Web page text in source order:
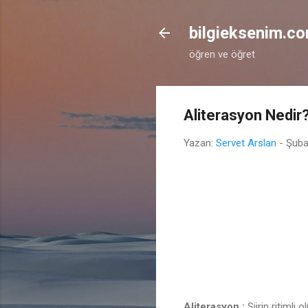
öğren ve öğret
Aliterasyon
Yazan: Servet Arslan -